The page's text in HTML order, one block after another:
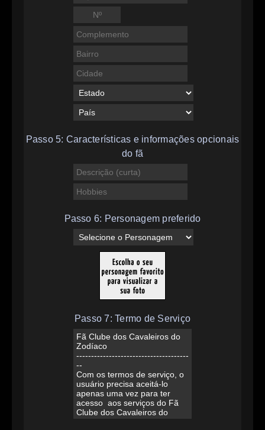
Passo 5: Características e informações opcionais
do fã
Passo 6: Personagem preferido
Passo 7: Termo de Serviço